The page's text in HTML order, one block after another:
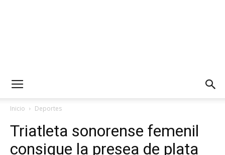
Inicio Deportes
Triatleta sonorense femenil
consigue la presea de plata